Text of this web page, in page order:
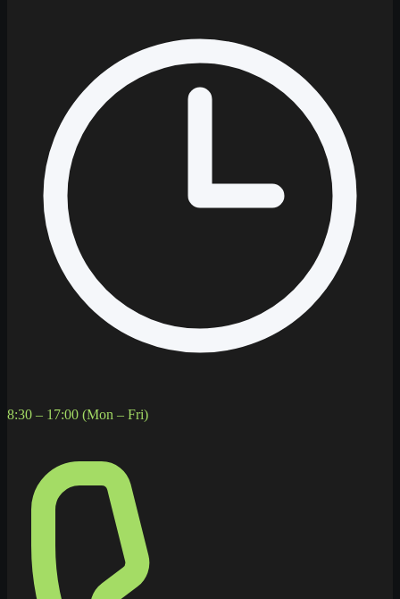
8:30 – 17:00 (Mon – Fri)